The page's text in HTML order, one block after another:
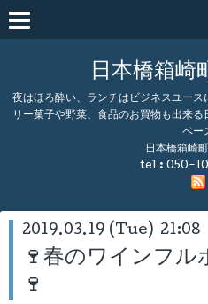
日本橋箱崎
夜はほろ酔い、ランチはビジネスユー
リー菓子や野菜、食品のお買物も出来
ペー
日本橋箱崎
tel : 050-
2019.03.19 (Tue) 21:08
🍷春のワインフル
🍷